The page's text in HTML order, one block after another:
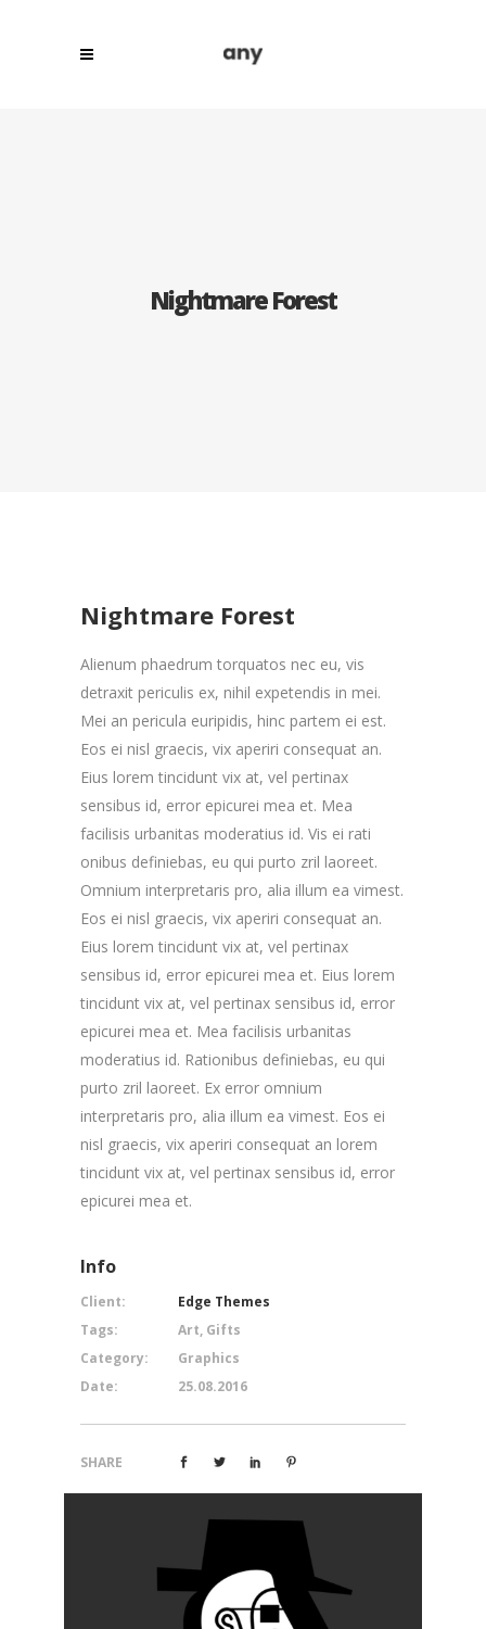
Nightmare Forest
Nightmare Forest
Alienum phaedrum torquatos nec eu, vis
detraxit periculis ex, nihil expetendis in mei.
Mei an pericula euripidis, hinc partem ei est.
Eos ei nisl graecis, vix aperiri consequat an.
Eius lorem tincidunt vix at, vel pertinax
sensibus id, error epicurei mea et. Mea
facilisis urbanitas moderatius id. Vis ei rati
onibus definiebas, eu qui purto zril laoreet.
Omnium interpretaris pro, alia illum ea vimest.
Eos ei nisl graecis, vix aperiri consequat an.
Eius lorem tincidunt vix at, vel pertinax
sensibus id, error epicurei mea et. Eius lorem
tincidunt vix at, vel pertinax sensibus id, error
epicurei mea et. Mea facilisis urbanitas
moderatius id. Rationibus definiebas, eu qui
purto zril laoreet. Ex error omnium
interpretaris pro, alia illum ea vimest. Eos ei
nisl graecis, vix aperiri consequat an lorem
tincidunt vix at, vel pertinax sensibus id, error
epicurei mea et.
Info
Client:
Edge Themes
Tags:
Art, Gifts
Category:
Graphics
Date:
25.08.2016
SHARE